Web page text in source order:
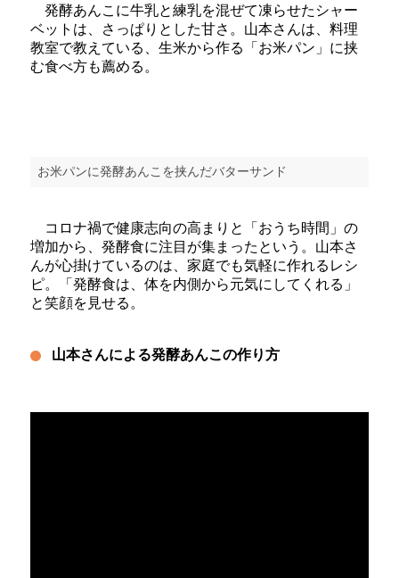
発酵あんこに牛乳と練乳を混ぜて凍らせたシャー
ベットは、さっぱりとした甘さ。山本さんは、料理
教室で教えている、生米から作る「お米パン」に挟
む食べ方も薦める。
お米パンに発酵あんこを挟んだバターサンド
コロナ禍で健康志向の高まりと「おうち時間」の
増加から、発酵食に注目が集まったという。山本さ
んが心掛けているのは、家庭でも気軽に作れるレシ
ピ。「発酵食は、体を内側から元気にしてくれる」
と笑顔を見せる。
山本さんによる発酵あんこの作り方